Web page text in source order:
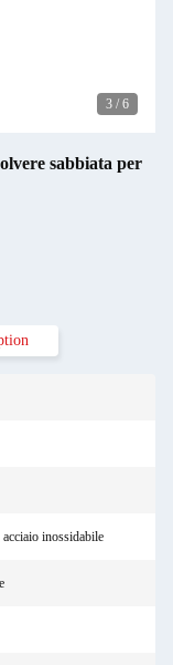
3 / 6
sabbiata per
inossidabile